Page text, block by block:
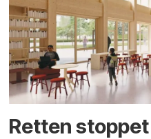
Retten